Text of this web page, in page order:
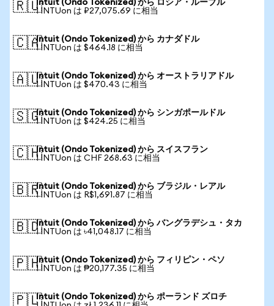
🇷🇺Intuit (Ondo Tokenized) から ロシア・ルーブル
1 INTUon は ₽27,075.69 に相当
🇨🇦Intuit (Ondo Tokenized) から カナダドル
1 INTUon は $464.18 に相当
🇦🇺Intuit (Ondo Tokenized) から オーストラリアドル
1 INTUon は $470.43 に相当
🇸🇬Intuit (Ondo Tokenized) から シンガポールドル
1 INTUon は $424.25 に相当
🇨🇭Intuit (Ondo Tokenized) から スイスフラン
1 INTUon は CHF 268.63 に相当
🇧🇷Intuit (Ondo Tokenized) から ブラジル・レアル
1 INTUon は R$1,691.87 に相当
🇧🇩Intuit (Ondo Tokenized) から バングラデシュ・タカ
1 INTUon は ৳41,048.17 に相当
🇵🇭Intuit (Ondo Tokenized) から フィリピン・ペソ
1 INTUon は ₱20,177.35 に相当
🇵🇱Intuit (Ondo Tokenized) から ポーランド ズロチ